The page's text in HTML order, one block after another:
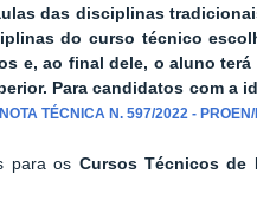
das disciplinas
do curso técnico
e, ao final dele, o aluno
Para candidatos com a
NOTA TÉCNICA N. 597/2022 -
para os Cursos Técnicos de